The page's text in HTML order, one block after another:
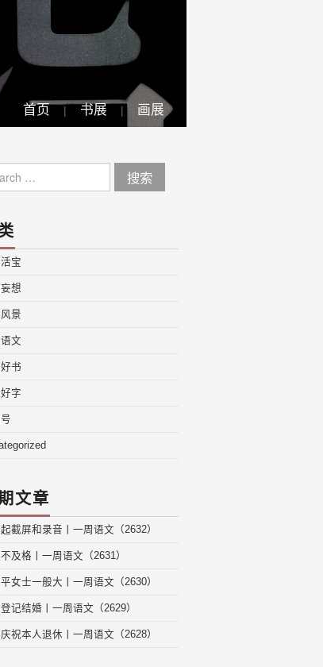
首页 书展 画展
宝
想
景
文
书
字
文章
截屏和录音丨一周语文（2632）
及格丨一周语文（2631）
女士一般大丨一周语文（2630）
记结婚丨一周语文（2629）
祝本人退休丨一周语文（2628）